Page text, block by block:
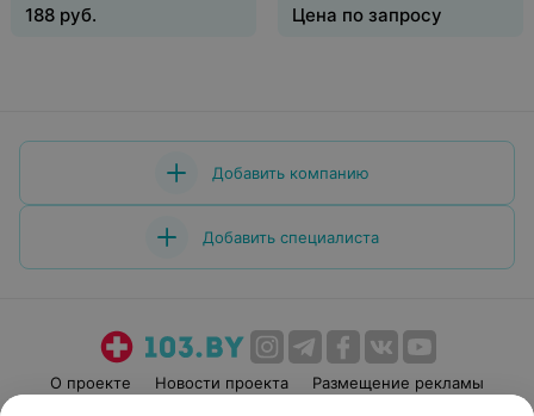
188 руб. Цена по запросу
Добавить компанию
Добавить специалиста
О проекте Новости проекта
Размещение рекламы